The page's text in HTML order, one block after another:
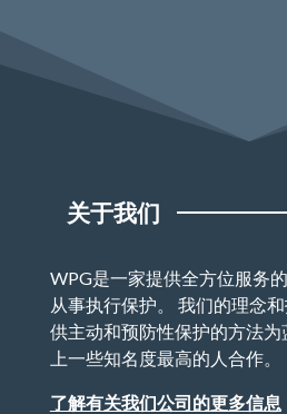
关于我们
WPG是一家提供全方位服务
从事执行保护。 我们的理念
供主动和预防性保护的方法为
上一些知名度最高的人合作。
了解有关我们公司的更多信息